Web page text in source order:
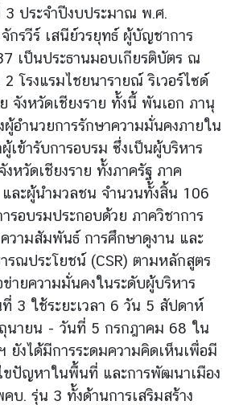
3 ประจำปีงบประมาณ พ.ศ.
กรวีร์ เสนีย์วรยุทธ์ ผู้บัญชาการ
เป็นประธานมอบเกียรติบัตร ณ
โรงแรมไชยนารายณ์ ริเวอร์ไซด์
จังหวัดเชียงราย ทั้งนี้ พันเอก ภานุ
อำนวยการรักษาความมั่นคงภายใน
เข้ารับการอบรม ซึ่งเป็นผู้บริหาร
งหวัดเชียงราย ทั้งภาครัฐ ภาค
และผู้นำมวลชน จำนวนทั้งสิ้น 106
รอบรมประกอบด้วย ภาควิชาการ
วามสัมพันธ์ การศึกษาดูงาน และ
รณประโยชน์ (CSR) ตามหลักสูตร
ข่ายความมั่นคงในระดับผู้บริหาร
ที่ 3 ใช้ระยะเวลา 6 วัน 5 สัปดาห์
นายน - วันที่ 5 กรกฎาคม 68 ใน
ยังได้มีการระดมความคิดเห็นเพื่อมี
ขปัญหาในพื้นที่ และการพัฒนาเมือง
คบ. รุ่น 3 ทั้งด้านการเสริมสร้าง